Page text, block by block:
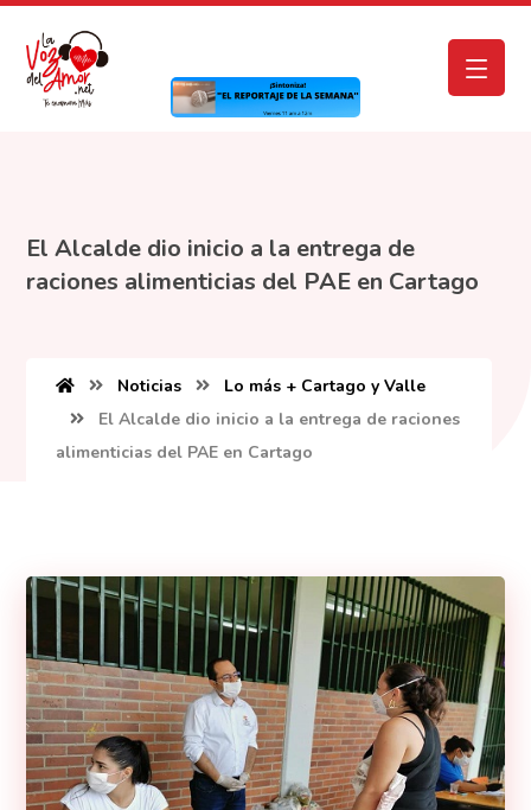
El Alcalde dio inicio a la entrega de
raciones alimenticias del PAE en Cartago
Noticias
Lo más + Cartago y Valle
El Alcalde dio inicio a la entrega de raciones
alimenticias del PAE en Cartago